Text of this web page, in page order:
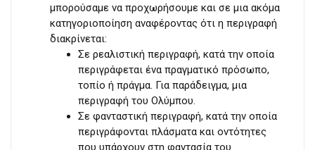
μπορούσαμε να προχωρήσουμε και σε μια ακόμα
κατηγοριοποίηση αναφέροντας ότι η περιγραφή
διακρίνεται:
Σε ρεαλιστική περιγραφή, κατά την οποία
περιγράφεται ένα πραγματικό πρόσωπο,
τοπίο ή πράγμα. Για παράδειγμα, μια
περιγραφή του Ολύμπου.
Σε φανταστική περιγραφή, κατά την οποία
περιγράφονται πλάσματα και οντότητες
που υπάρχουν στη φαντασία του